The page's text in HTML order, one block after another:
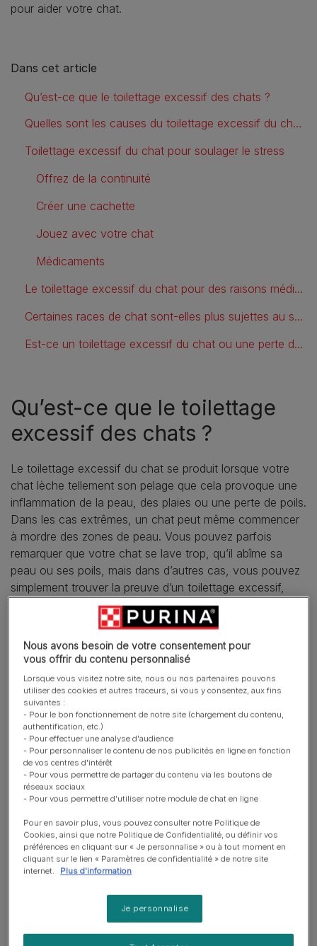
pour aider votre chat.
Dans cet article
Qu’est-ce que le toilettage excessif des chats ?
Quelles sont les causes du toilettage excessif du chat ?
Toilettage excessif du chat pour soulager le stress
Offrez de la continuité
Créer une cachette
Jouez avec votre chat
Médicaments
Le toilettage excessif du chat pour des raisons médicales
Certaines races de chat sont-elles plus sujettes au surtoilettage ?
Est-ce un toilettage excessif du chat ou une perte de poils ?
Qu’est-ce que le toilettage
excessif des chats ?
Le toilettage excessif du chat se produit lorsque votre
chat lèche tellement son pelage que cela provoque une
inflammation de la peau, des plaies ou une perte de poils.
Dans les cas extrêmes, un chat peut même commencer
à mordre des zones de peau. Vous pouvez parfois
remarquer que votre chat se lave trop, qu’il abîme sa
peau ou ses poils, mais dans d’autres cas, vous pouvez
simplement trouver la preuve d’un toilettage excessif,
comme des touffes de poils derrière le canapé.
Quelles sont les causes du
toilettage excessif du chat ?
Les deux principales causes de toilettage excessif sont
comportementale, lorsque le chat commence à se lécher
de manière excessive pour soulager son stress
(également appelée alopécie psychogène), et médicale,
lorsque lesallergies cutanées ou les parasites cutanés
sont le principal coupable.
Toilettage excessif du chat
pour soulager le stress
l’environnement familial peut devenir très stressant pour
votre chat. Les facteurs de stress particuliers pour une
psyché féline ne sont pas toujours clairs à notre échelle
Nous avons besoin de votre consentement pour
vous offrir du contenu personnalisé
Lorsque vous visitez notre site, nous ou nos partenaires pouvons
utiliser des cookies et autres traceurs, si vous y consentez, aux fins
suivantes :
- Pour le bon fonctionnement de notre site (chargement du contenu,
authentification, etc.)
- Pour effectuer une analyse d'audience
- Pour personnaliser le contenu de nos publicités en ligne en fonction
de vos centres d'intérêt
- Pour vous permettre de partager du contenu via les boutons de
réseaux sociaux
- Pour vous permettre d'utiliser notre module de chat en ligne
Pour en savoir plus, vous pouvez consulter notre Politique de
Cookies, ainsi que notre Politique de Confidentialité, ou définir vos
préférences en cliquant sur « Je personnalise » ou à tout moment en
cliquant sur le lien « Paramètres de confidentialité » de notre site
internet.
Plus d'information
Je personnalise